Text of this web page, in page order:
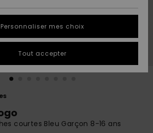
A
Découvrir
A
Découvrir
Démarrez
pour obtenir
question.
Démarrer
courtes Bleu Garçon 8-16 ans
Personnaliser mes choix
Tout accepter